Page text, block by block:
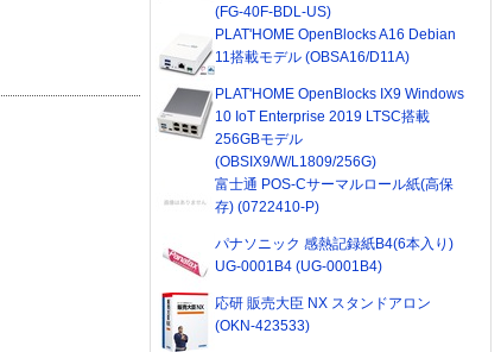
(FG-40F-BDL-US)
PLAT'HOME OpenBlocks A16 Debian
11搭載モデル (OBSA16/D11A)
PLAT'HOME OpenBlocks IX9 Windows
10 IoT Enterprise 2019 LTSC搭載
256GBモデル
(OBSIX9/W/L1809/256G)
富士通 POS-Cサーマルロール紙(高保
存) (0722410-P)
パナソニック 感熱記録紙B4(6本入り)
UG-0001B4 (UG-0001B4)
応研 販売大臣 NX スタンドアロン
(OKN-423533)